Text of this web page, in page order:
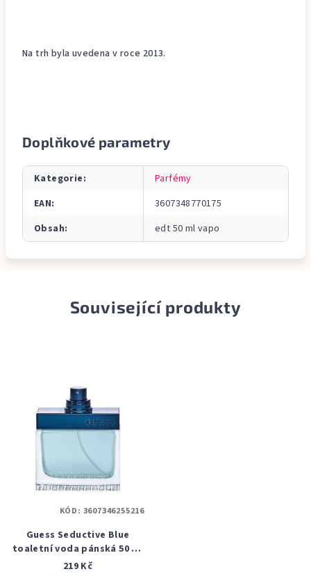
Na trh byla uvedena v roce 2013.
Doplňkové parametry
Kategorie:
Parfémy
EAN:
3607348770175
Obsah: edt 50 ml vapo
Související produkty
Guess Seductive Blue
toaletní voda pánská 50 ml
tester
219 Kč
KÓD: 3607346255216